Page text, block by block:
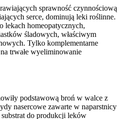
sprawność czynnościową
serce, dominują leki roślinne.
lekach homeopatycznych,
śladowych, właściwym
Tylko komplementarne
trwałe wyeliminowanie
podstawową broń w walce z
nasercowe zawarte w naparstnicy
do produkcji leków